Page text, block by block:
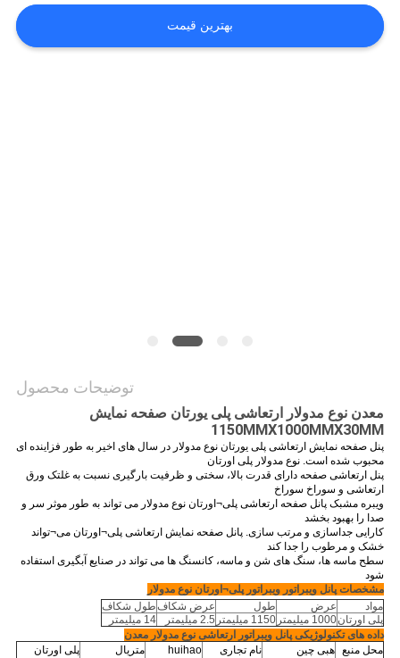
اخبار
بهترین قیمت
توضیحات محصول
معدن نوع مدولار ارتعاشی پلی یورتان صفحه نمایش
1150MMX1000MMX30MM
پنل صفحه نمایش ارتعاشی پلی یورتان نوع مدولار در سال های اخیر به طور فزاینده ای
محبوب شده است. نوع مدولار پلی اورتان
پنل ارتعاشی صفحه دارای قدرت بالا، سختی و ظرفیت بارگیری نسبت به غلتک ورق
ارتعاشی و سوراخ سوراخ
ویبره مشبک پانل صفحه ارتعاشی پلی¬اورتان نوع مدولار می تواند به طور موثر سر و
صدا را بهبود بخشد
کارایی جداسازی و مرتب سازی. پانل صفحه نمایش ارتعاشی پلی¬اورتان می¬تواند
خشک و مرطوب را جدا کند
سطح ماسه ها، سنگ های شن و ماسه، کانسنگ ها می تواند در صنایع آبگیری استفاده
شود
مشخصات پانل ویبراتور ویبراتور پلی¬اورتان نوع مدولار
مواد
عرض طول عرض شکافطول شکاف
پلی اورتان1000 میلیمتر 1150 میلیمتر 2.5 میلیمتر
14 میلیمتر
داده های تکنولوژیکی پانل ویبراتور ارتعاشی نوع مدولار معدن
محل منبع هبی چین
نام تجاری huihao متریال پلی اورتان